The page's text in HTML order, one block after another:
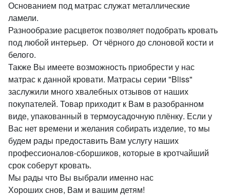
Основанием под матрас служат металлические
ламели.
Разнообразие расцветок позволяет подобрать кровать
под любой интерьер. От чёрного до слоновой кости и
белого.
Также Вы имеете возможность приобрести у нас
матрас к данной кровати. Матрасы серии "Bliss"
заслужили много хвалебных отзывов от наших
покупателей. Товар приходит к Вам в разобранном
виде, упакованный в термоусадочную плёнку. Если у
Вас нет времени и желания собирать изделие, то мы
будем рады предоставить Вам услугу наших
профессионалов-сборшиков, которые в кротчайший
срок соберут кровать.
Мы рады что Вы выбрали именно нас
Хороших снов, Вам и вашим детям!